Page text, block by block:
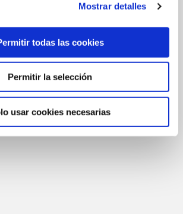
Mostrar detalles
todas las cookies
Permitir la selección
usar cookies necesarias
Samotracia que simulaba navegar en
embarcación se ha puesto en
Bela, con la que guarda una clara
Igualmente, la obra Eko por medio
el mito de la ninfa griega, se ha
a la Kore de Quios que no
cuyas formas femeninas se
deseadas en toda muchacha